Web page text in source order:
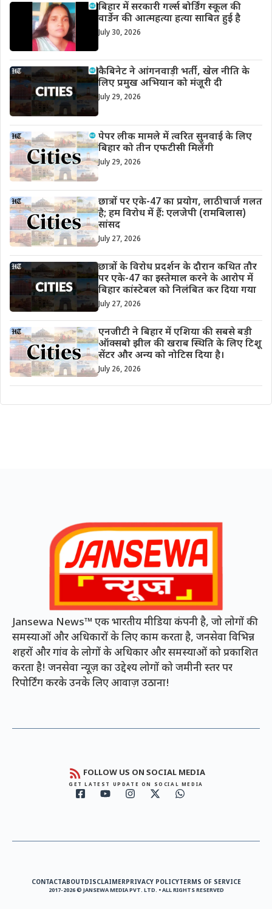
बिहार में सरकारी गर्ल्स बोर्डिंग स्कूल की
वार्डेन की आत्महत्या हत्या साबित हुई है
July 30, 2026
कैबिनेट ने आंगनवाड़ी भर्ती, खेल नीति के
लिए प्रमुख अभियान को मंजूरी दी
July 29, 2026
पेपर लीक मामले में त्वरित सुनवाई के लिए
बिहार को तीन एफटीसी मिलेंगी
July 29, 2026
छात्रों पर एके-47 का प्रयोग, लाठीचार्ज गलत
है; हम विरोध में हैं: एलजेपी (रामबिलास)
सांसद
July 27, 2026
छात्रों के विरोध प्रदर्शन के दौरान कथित तौर
पर एके-47 का इस्तेमाल करने के आरोप में
बिहार कांस्टेबल को निलंबित कर दिया गया
July 27, 2026
एनजीटी ने बिहार में एशिया की सबसे बड़ी
ऑक्सबो झील की खराब स्थिति के लिए टिशू
सेंटर और अन्य को नोटिस दिया है।
July 26, 2026
Jansewa News™ एक भारतीय मीडिया कंपनी है, जो लोगों की
समस्याओं और अधिकारों के लिए काम करता है, जनसेवा विभिन्न
शहरों और गांव के लोगों के अधिकार और समस्याओं को प्रकाशित
करता है! जनसेवा न्यूज़ का उद्देश्य लोगों को जमीनी स्तर पर
रिपोर्टिंग करके उनके लिए आवाज़ उठाना!
FOLLOW US ON SOCIAL MEDIA
GET LATEST UPDATE ON SOCIAL MEDIA
CONTACTABOUTDISCLAIMERPRIVACY POLICYTERMS OF SERVICE
2017-2026 © JANSEWA MEDIA PVT. LTD. • ALL RIGHTS RESERVED